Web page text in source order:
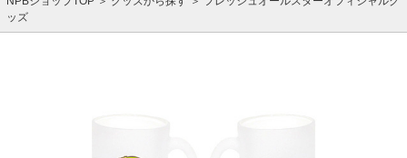
ッズ